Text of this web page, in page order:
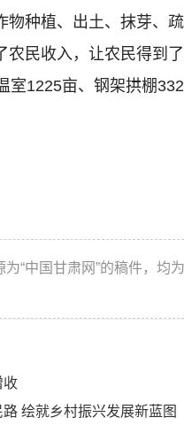
物种植、出土、抹芽、
农民收入，让农民得到
室1225亩、钢架拱棚
“中国甘肃网”的稿件，均
收
绘就乡村振兴发展新蓝图